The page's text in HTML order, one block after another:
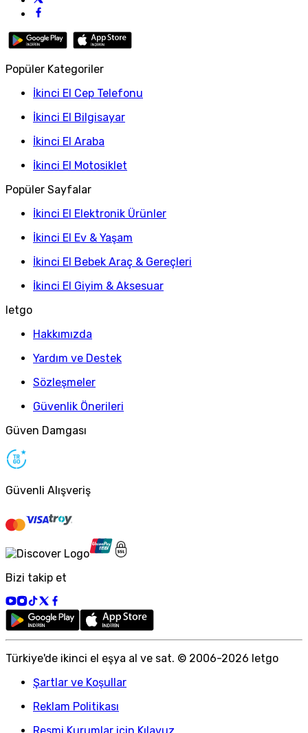
Popüler Kategoriler
İkinci El Cep Telefonu
İkinci El Bilgisayar
İkinci El Araba
İkinci El Motosiklet
Popüler Sayfalar
İkinci El Elektronik Ürünler
İkinci El Ev & Yaşam
İkinci El Bebek Araç & Gereçleri
İkinci El Giyim & Aksesuar
letgo
Hakkımızda
Yardım ve Destek
Sözleşmeler
Güvenlik Önerileri
Güven Damgası
Güvenli Alışveriş
Bizi takip et
Türkiye'de ikinci el eşya al ve sat. © 2006-2026 letgo
Şartlar ve Koşullar
Reklam Politikası